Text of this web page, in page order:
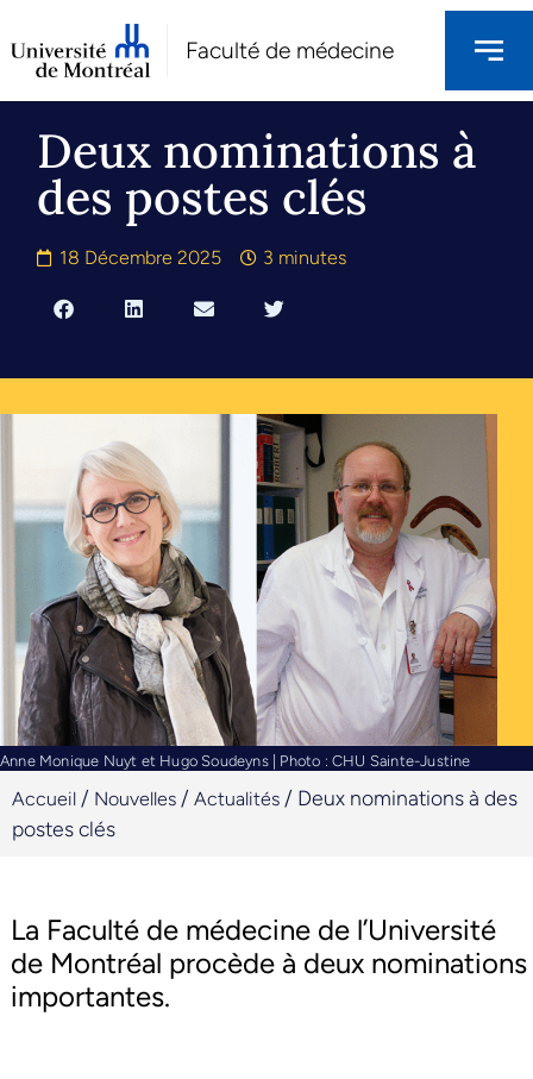
Faculté de médecine
Deux nominations à
des postes clés
18 Décembre 2025 3 minutes
Anne Monique Nuyt et Hugo Soudeyns | Photo : CHU Sainte-Justine
Accueil / Nouvelles / Actualités / Deux nominations à des
postes clés
La Faculté de médecine de l’Université
de Montréal procède à deux nominations
importantes.